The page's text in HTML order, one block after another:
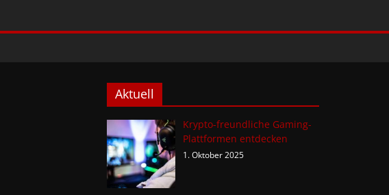
Aktuell
Krypto-freundliche Gaming-
Plattformen entdecken
1. Oktober 2025